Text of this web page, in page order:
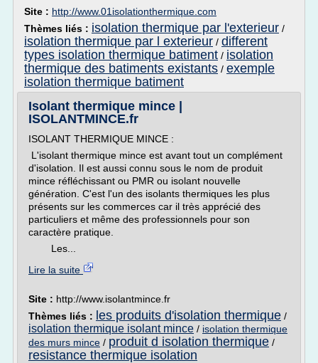
Site : http://www.01isolationthermique.com
Thèmes liés : isolation thermique par l'exterieur /
isolation thermique par l exterieur / different
types isolation thermique batiment / isolation
thermique des batiments existants / exemple
isolation thermique batiment
Isolant thermique mince |
ISOLANTMINCE.fr
ISOLANT THERMIQUE MINCE :
L'isolant thermique mince est avant tout un complément
d'isolation. Il est aussi connu sous le nom de produit
mince réfléchissant ou PMR ou isolant nouvelle
génération. C'est l'un des isolants thermiques les plus
présents sur les commerces car il très apprécié des
particuliers et même des professionnels pour son
caractère pratique.
Les...
Lire la suite
Site : http://www.isolantmince.fr
Thèmes liés : les produits d'isolation thermique /
isolation thermique isolant mince / isolation thermique
des murs mince / produit d isolation thermique /
resistance thermique isolation